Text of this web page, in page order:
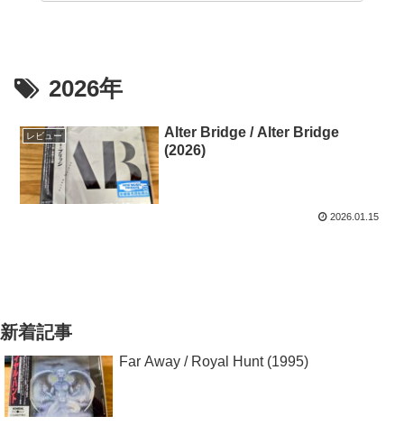
2026年
レビュー
Alter Bridge / Alter Bridge
(2026)
2026.01.15
新着記事
Far Away / Royal Hunt (1995)